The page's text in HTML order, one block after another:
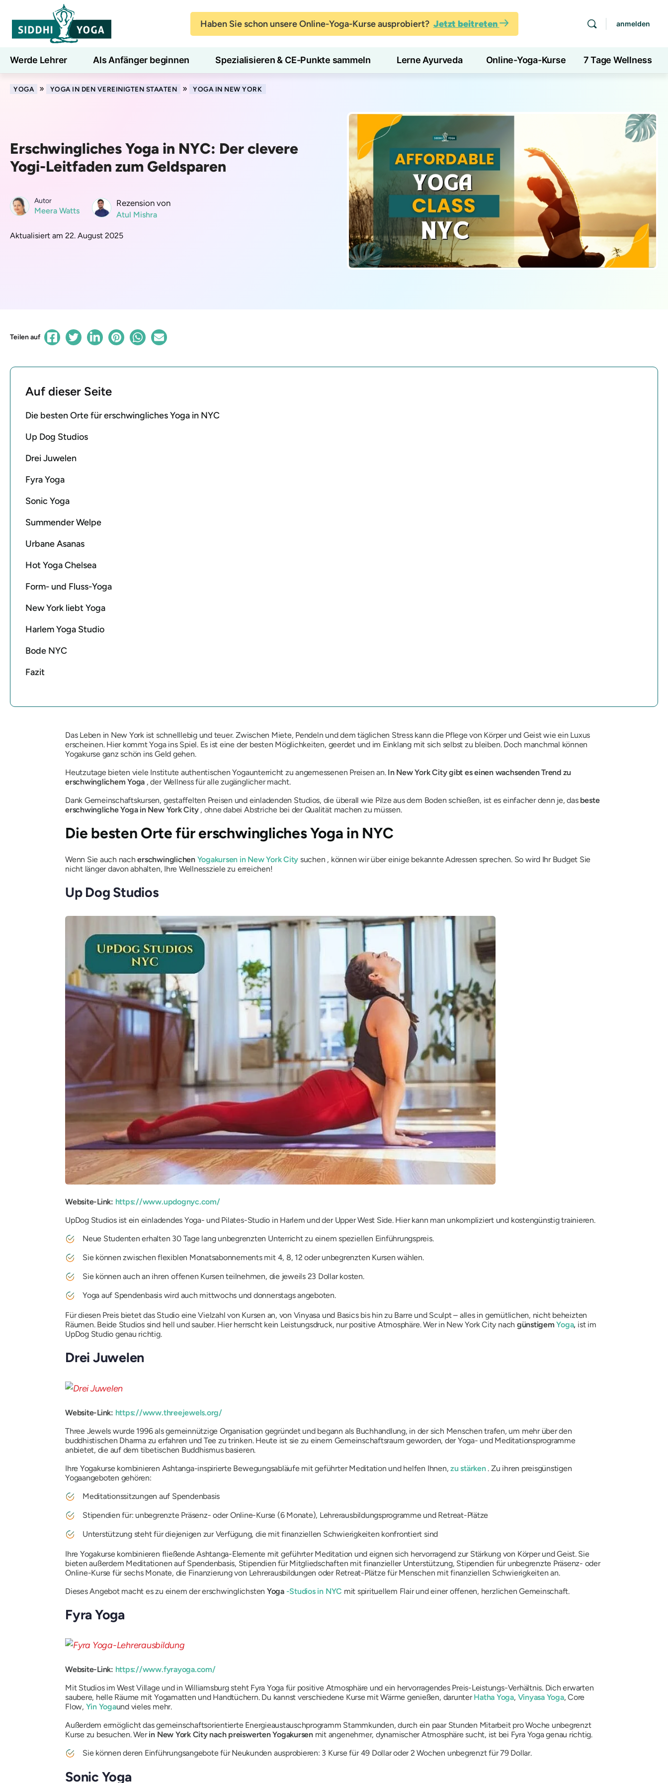
Haben Sie schon unsere Online-Yoga-Kurse ausprobiert? Jetzt beitreten anmelden
Werde Lehrer Als Anfänger beginnen Spezialisieren & CE-Punkte sammeln Lerne Ayurveda Online-Yoga-Kurse 7 Tage Wellness
Blog Lernen
YOGA » YOGA IN DEN VEREINIGTEN STAATEN » YOGA IN NEW YORK
Erschwingliches Yoga in NYC: Der clevere
Yogi-Leitfaden zum Geldsparen
Autor
Meera Watts
Rezension von
Atul Mishra
Aktualisiert am 22. August 2025
Teilen auf
Auf dieser Seite
Die besten Orte für erschwingliches Yoga in NYC
Up Dog Studios
Drei Juwelen
Fyra Yoga
Sonic Yoga
Summender Welpe
Urbane Asanas
Hot Yoga Chelsea
Form- und Fluss-Yoga
New York liebt Yoga
Harlem Yoga Studio
Bode NYC
Fazit
Das Leben in New York ist schnelllebig und teuer. Zwischen Miete, Pendeln und dem täglichen Stress kann die Pflege von Körper und Geist wie ein Luxus
erscheinen. Hier kommt Yoga ins Spiel. Es ist eine der besten Möglichkeiten, geerdet und im Einklang mit sich selbst zu bleiben. Doch manchmal können
Yogakurse ganz schön ins Geld gehen.
Heutzutage bieten viele Institute authentischen Yogaunterricht zu angemessenen Preisen an. In New York City gibt es einen wachsenden Trend zu
erschwinglichem Yoga , der Wellness für alle zugänglicher macht.
Dank Gemeinschaftskursen, gestaffelten Preisen und einladenden Studios, die überall wie Pilze aus dem Boden schießen, ist es einfacher denn je, das beste
erschwingliche Yoga in New York City, ohne dabei Abstriche bei der Qualität machen zu müssen.
Die besten Orte für erschwingliches Yoga in NYC
Wenn Sie auch nacherschwinglichen Yogakursen in New York City suchen , können wir über einige bekannte Adressen sprechen. So wird Ihr Budget Sie
nicht länger davon abhalten, Ihre Wellnessziele zu erreichen!
Up Dog Studios
Website-Link: https://www.updognyc.com/
UpDog Studios ist ein einladendes Yoga- und Pilates-Studio in Harlem und der Upper West Side. Hier kann man unkompliziert und kostengünstig trainieren.
Neue Studenten erhalten 30 Tage lang unbegrenzten Unterricht zu einem speziellen Einführungspreis.
Sie können zwischen flexiblen Monatsabonnements mit 4, 8, 12 oder unbegrenzten Kursen wählen.
Sie können auch an ihren offenen Kursen teilnehmen, die jeweils 23 Dollar kosten.
Yoga auf Spendenbasis wird auch mittwochs und donnerstags angeboten.
Für diesen Preis bietet das Studio eine Vielzahl von Kursen an, von Vinyasa und Basics bis hin zu Barre und Sculpt – alles in gemütlichen, nicht beheizten
Räumen. Beide Studios sind hell und sauber. Hier herrscht kein Leistungsdruck, nur positive Atmosphäre. Wer in New York City nach günstigemYoga, ist im
UpDog Studio genau richtig.
Drei Juwelen
Website-Link: https://www.threejewels.org/
Three Jewels wurde 1996 als gemeinnützige Organisation gegründet und begann als Buchhandlung, in der sich Menschen trafen, um mehr über den
buddhistischen Dharma zu erfahren und Tee zu trinken. Heute ist sie zu einem Gemeinschaftsraum geworden, der Yoga- und Meditationsprogramme
anbietet, die auf dem tibetischen Buddhismus basieren.
Ihre Yogakurse kombinieren Ashtanga-inspirierte Bewegungsabläufe mit geführter Meditation und helfen Ihnen,zu stärken. Zu ihren preisgünstigen
Yogaangeboten gehören:
Meditationssitzungen auf Spendenbasis
Stipendien für: unbegrenzte Präsenz- oder Online-Kurse (6 Monate), Lehrerausbildungsprogramme und Retreat-Plätze
Unterstützung steht für diejenigen zur Verfügung, die mit finanziellen Schwierigkeiten konfrontiert sind
Ihre Yogakurse kombinieren fließende Ashtanga-Elemente mit geführter Meditation und eignen sich hervorragend zur Stärkung von Körper und Geist. Sie
bieten außerdem Meditationen auf Spendenbasis, Stipendien für Mitgliedschaften mit finanzieller Unterstützung, Stipendien für unbegrenzte Präsenz- oder
Online-Kurse für sechs Monate, die Finanzierung von Lehrerausbildungen oder Retreat-Plätze für Menschen mit finanziellen Schwierigkeiten an.
Dieses Angebot macht es zu einem der erschwinglichsten Yoga -Studios in NYC mit spirituellem Flair und einer offenen, herzlichen Gemeinschaft.
Fyra Yoga
Website-Link: https://www.fyrayoga.com/
Mit Studios im West Village und in Williamsburg steht Fyra Yoga für positive Atmosphäre und ein hervorragendes Preis-Leistungs-Verhältnis. Dich erwarten
saubere, helle Räume mit Yogamatten und Handtüchern. Du kannst verschiedene Kurse mit Wärme genießen, darunterHatha Yoga, Vinyasa Yoga, Core
Flow, Yin Yogaund vieles mehr.
Außerdem ermöglicht das gemeinschaftsorientierte Energieaustauschprogramm Stammkunden, durch ein paar Stunden Mitarbeit pro Woche unbegrenzt
Kurse zu besuchen. Werin New York City nach preiswerten Yogakursen mit angenehmer, dynamischer Atmosphäre sucht, ist bei Fyra Yoga genau richtig.
Sie können deren Einführungsangebote für Neukunden ausprobieren: 3 Kurse für 49 Dollar oder 2 Wochen unbegrenzt für 79 Dollar.
Sonic Yoga